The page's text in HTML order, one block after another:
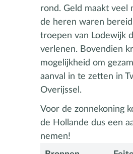
rond. Geld maakt veel
de heren waren
troepen van Lodewijk
verlenen. Bovendien
mogelijkheid om
aanval in te zetten in
Overijssel.
Voor de zonnekoning
de Hollande dus een
nemen!